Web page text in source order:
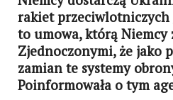
rakiet przeciwlotniczych
to umowa, którą Niemcy
Zjednoczonymi, że jako
zamian te systemy
Poinformowała o tym